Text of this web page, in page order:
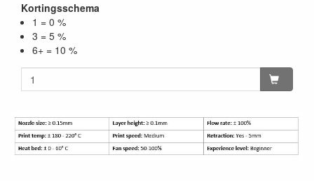
Kortingsschema
1 = 0 %
3 = 5 %
6+ = 10 %